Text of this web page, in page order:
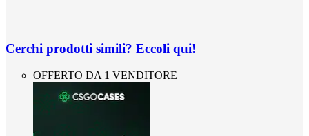
Cerchi prodotti simili? Eccoli qui!
OFFERTO DA 1 VENDITORE